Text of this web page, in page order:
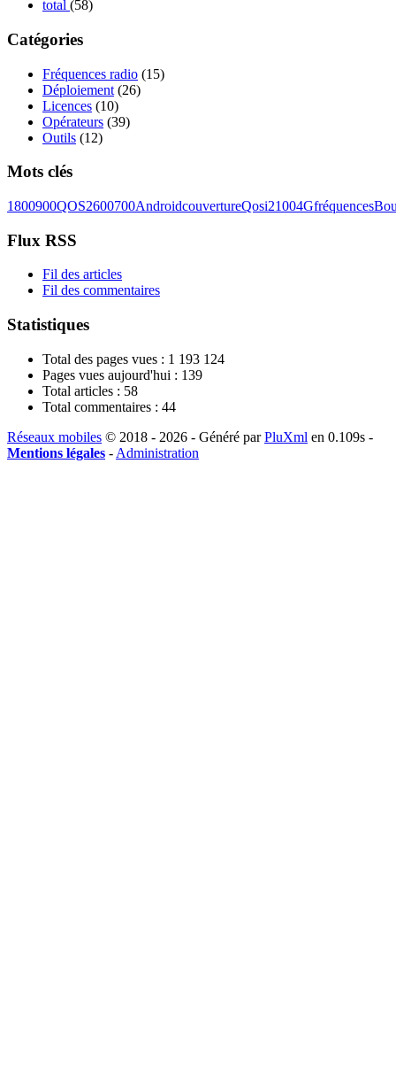
total (58)
Catégories
Fréquences radio (15)
Déploiement (26)
Licences (10)
Opérateurs (39)
Outils (12)
Mots clés
1800900QOS2600700AndroidcouvertureQosi21004Gfréquences
Flux RSS
Fil des articles
Fil des commentaires
Statistiques
Total des pages vues : 1 193 124
Pages vues aujourd'hui : 139
Total articles : 58
Total commentaires : 44
Réseaux mobiles © 2018 - 2026 - Généré parPluXml en 0.109s -
Mentions légales - Administration